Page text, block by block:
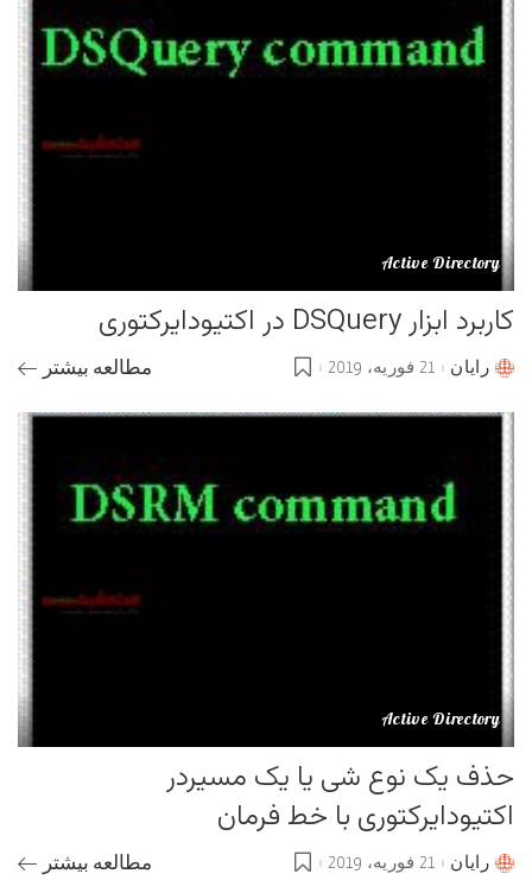
Active Directory
کاربرد ابزار DSQuery در اکتیودایرکتوری
Postedرایان 21 فوریه، 2019 مطالعه بیشتر
Active Directory
حذف یک نوع شی یا یک مسیردر
اکتیودایرکتوری با خط فرمان
Postedرایان 21 فوریه، 2019 مطالعه بیشتر